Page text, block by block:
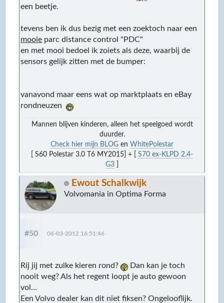
een beetje.
tevens ben ik dus bezig met een zoektoch naar een
mooie parc distance control "PDC"
en met mooi bedoel ik zoiets als deze, waarbij de
sensors gelijk zitten met de bumper:
vanavond maar eens wat op marktplaats en eBay
rondneuzen
Mannen blijven kinderen, alleen het speelgoed wordt
duurder.
Check hier mijn BLOG en WhitePolestar
[ S60 Polestar 3.0 T6 MY2015] + [ S70 ex-KLPD 2.4-
G3 ]
Ewout Schalkwijk
Volvomania in Optima Forma
#50 06-03-2012 16:51:46
Rij jij met zulke kieren rond?
Dan kan je toch
nooit weg? Als het regent loopt je auto gewoon
vol...
Een Volvo dealer kan dit niet fiksen? Ongelooflijk.